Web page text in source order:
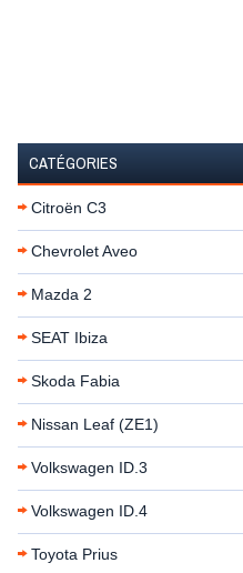
CATÉGORIES
Citroën C3
Chevrolet Aveo
Mazda 2
SEAT Ibiza
Skoda Fabia
Nissan Leaf (ZE1)
Volkswagen ID.3
Volkswagen ID.4
Toyota Prius